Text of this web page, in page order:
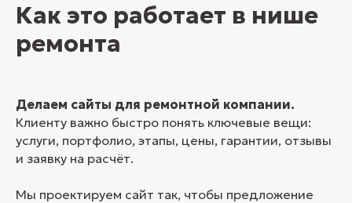
Как это работает в нише
ремонта
Делаем сайты для ремонтной компании.
Клиенту важно быстро понять ключевые вещи:
услуги, портфолио, этапы, цены, гарантии, отзывы
и заявку на расчёт.
Мы проектируем сайт так, чтобы предложение